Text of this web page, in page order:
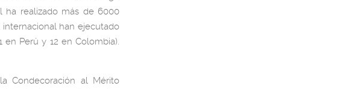
ha realizado más de 6000
han ejecutado
en Perú y 12 en Colombia).
Condecoración al Mérito